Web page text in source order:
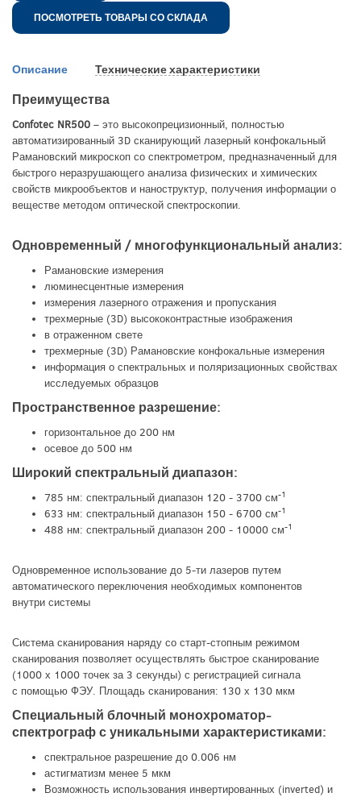
ПОСМОТРЕТЬ ТОВАРЫ СО СКЛАДА
Описание Технические характеристики
Преимущества
Confotec NR500 – это высокопрецизионный, полностью
автоматизированный 3D сканирующий лазерный конфокальный
Рамановский микроскоп со спектрометром, предназначенный для
быстрого неразрушающего анализа физических и химических
свойств микрообъектов и наноструктур, получения информации о
веществе методом оптической спектроскопии.
Одновременный / многофункциональный анализ:
Рамановские измерения
люминесцентные измерения
измерения лазерного отражения и пропускания
трехмерные (3D) высококонтрастные изображения
в отраженном свете
трехмерные (3D) Рамановские конфокальные измерения
информация о спектральных и поляризационных свойствах
исследуемых образцов
Пространственное разрешение:
горизонтальное до 200 нм
осевое до 500 нм
Широкий спектральный диапазон:
785 нм: спектральный диапазон 120 - 3700 см-1
633 нм: спектральный диапазон 150 - 6700 см-1
488 нм: спектральный диапазон 200 - 10000 см-1
Одновременное использование до 5-ти лазеров путем
автоматического переключения необходимых компонентов
внутри системы
Система сканирования наряду со старт-стопным режимом
сканирования позволяет осуществлять быстрое сканирование
(1000 х 1000 точек за 3 секунды) с регистрацией сигнала
с помощью ФЭУ. Площадь сканирования: 130 х 130 мкм
Специальный блочный монохроматор-
спектрограф с уникальными характеристиками:
спектральное разрешение до 0.006 нм
астигматизм менее 5 мкм
Возможность использования инвертированных (inverted) и